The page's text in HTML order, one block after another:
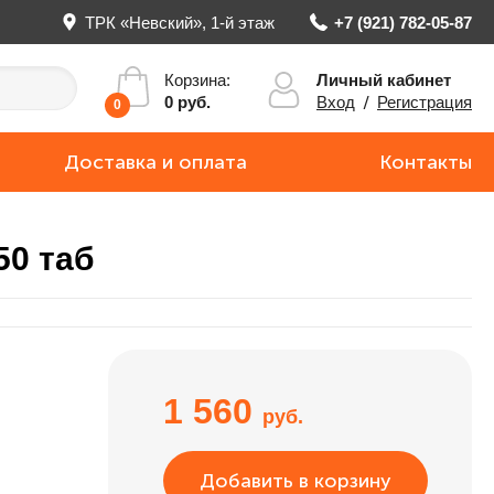
ТРК «Невский», 1-й этаж +7 (921) 782-05-87
0
Корзина:
0 руб.
Личный кабинет
Вход / Регистрация
Доставка и оплата Контакты
таб
1 560 руб.
Добавить в корзину